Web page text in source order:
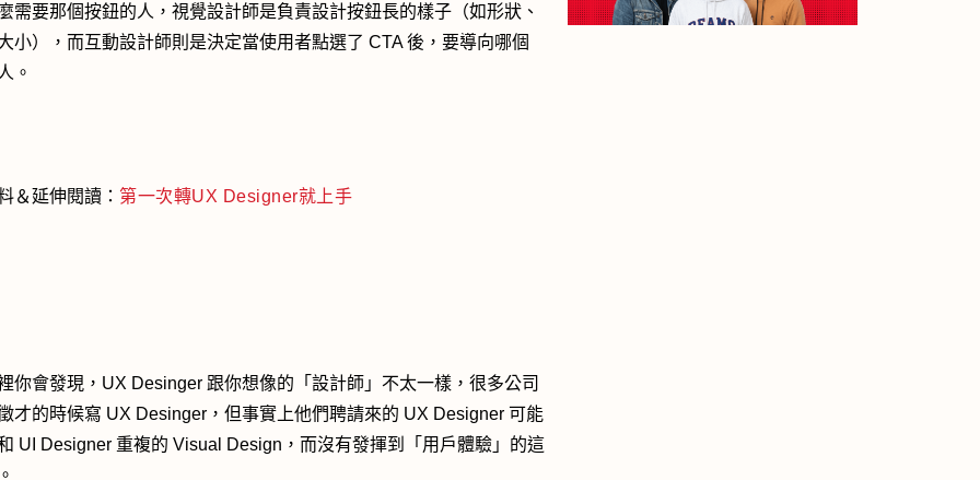
需要那個按鈕的人，視覺設計師是負責設計按鈕長的樣子（如形狀、
小），而互動設計師則是決定當使用者點選了 CTA 後，要導向哪個
。
＆延伸閱讀： 第一次轉UX Designer就上手
你會發現，UX Desinger 跟你想像的「設計師」不太一樣，很多公司
才的時候寫 UX Desinger，但事實上他們聘請來的 UX Designer 可能
UI Designer 重複的 Visual Design，而沒有發揮到「用戶體驗」的這